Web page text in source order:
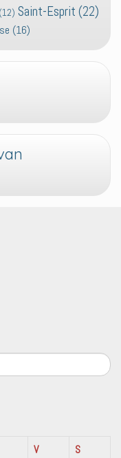
(12) Saint-Esprit (22)
(16)
V
S